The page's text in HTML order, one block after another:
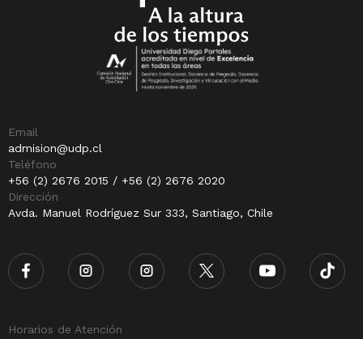
Email
admision@udp.cl
Teléfono
+56 (2) 2676 2015 / +56 (2) 2676 2020
Dirección
Avda. Manuel Rodríguez Sur 333, Santiago, Chile
Horarios de Atención